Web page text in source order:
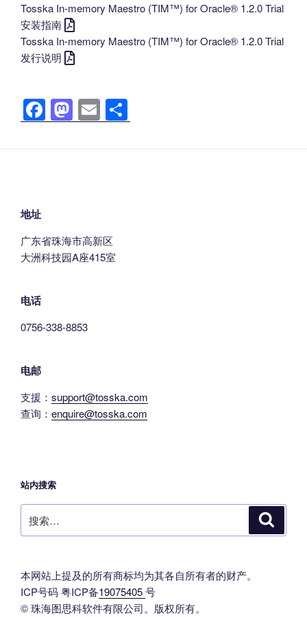
Tosska In-memory Maestro (TIM™) for Oracle® 1.2.0 Trial
安装指南
Tosska In-memory Maestro (TIM™) for Oracle® 1.2.0 Trial
发行说明
F
a
c
o
k
M
a
st
n
E
m
ail
享
地址
广东省珠海市高新区
大洲科技园A座415室
电话
0756-338-8853
电邮
支援： support@tosska.com
查询： enquire@tosska.com
站内搜索
索：
本网站上提及的所有商标均为其各自所有者的财产。
ICP号码 粤ICP备19075405号
© 珠海图思科软件有限公司。版权所有。